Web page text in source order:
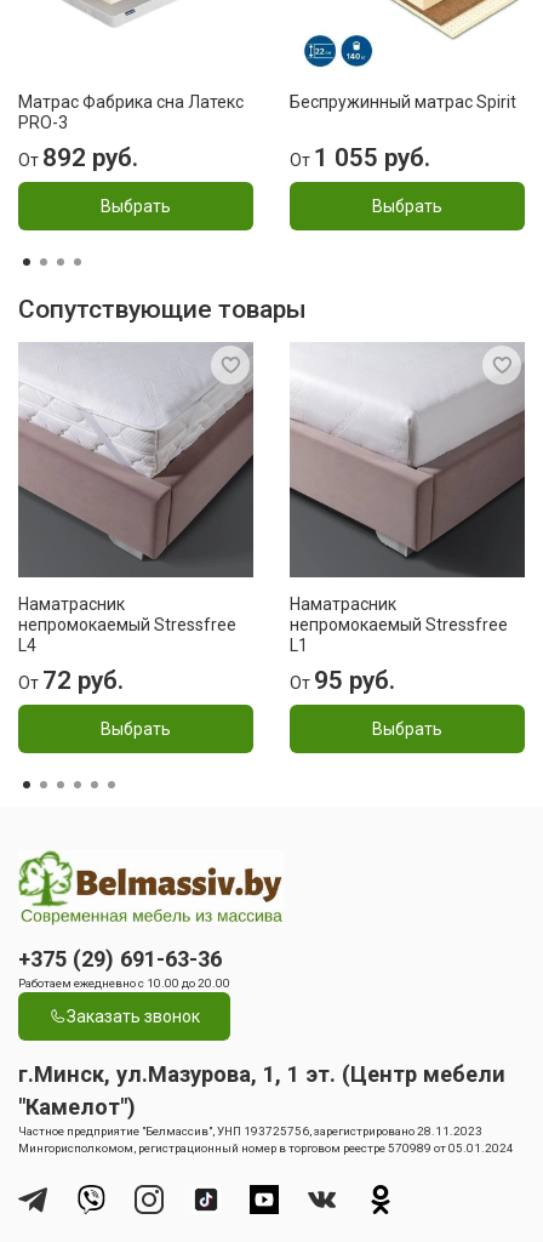
Матрас Фабрика сна Латекс
PRO-3
От 892 руб.
Выбрать
Беспружинный матрас Spirit
От 1 055 руб.
Выбрать
Сопутствующие товары
Наматрасник
непромокаемый Stressfree
L4
От 72 руб.
Выбрать
Наматрасник
непромокаемый Stressfree
L1
От 95 руб.
Выбрать
+375 (29) 691-63-36
Работаем ежедневно с 10.00 до 20.00
Заказать звонок
г.Минск, ул.Мазурова, 1, 1 эт. (Центр мебели
"Камелот")
Частное предприятие "Белмассив", УНП 193725756, зарегистрировано 28.11.2023
Мингорисполкомом, регистрационный номер в торговом реестре 570989 от 05.01.2024